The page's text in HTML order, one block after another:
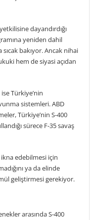
dayandırdığı
yeniden dahil
bakıyor. Ancak nihai
hem de siyasi açıdan
Türkiye’nin
sistemleri. ABD
Türkiye’nin S-400
sürece F-35 savaş
edebilmesi için
ya da elinde
geliştirmesi gerekiyor.
arasında S-400